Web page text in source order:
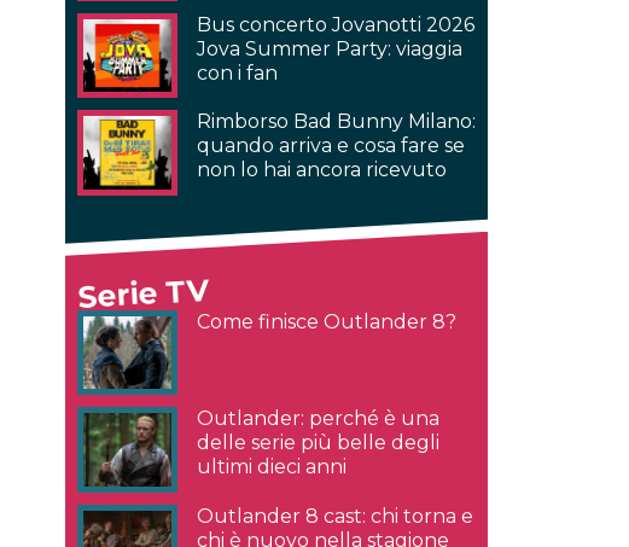
Bus concerto Jovanotti 2026
Jova Summer Party: viaggia
con i fan
Rimborso Bad Bunny Milano:
quando arriva e cosa fare se
non lo hai ancora ricevuto
Serie TV
Come finisce Outlander 8?
Outlander: perché è una
delle serie più belle degli
ultimi dieci anni
Outlander 8 cast: chi torna e
chi è nuovo nella stagione